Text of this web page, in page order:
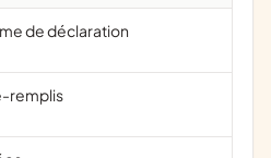
de déclaration
remplis